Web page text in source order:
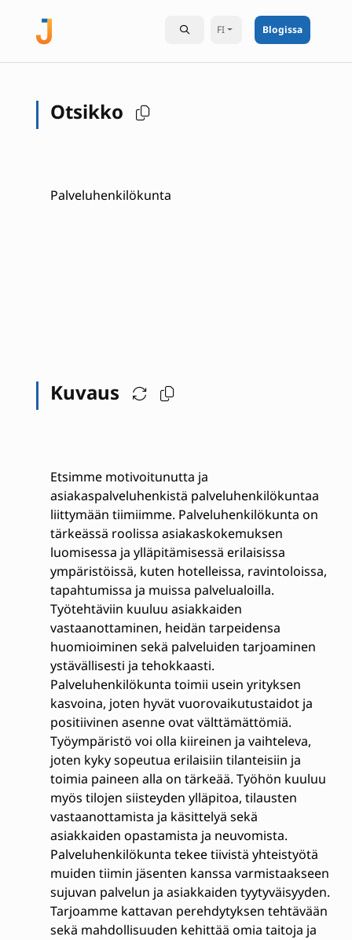
FI Blogissa
Otsikko
Palveluhenkilökunta
Kuvaus
Etsimme motivoitunutta ja
asiakaspalveluhenkistä palveluhenkilökuntaa
liittymään tiimiimme. Palveluhenkilökunta on
tärkeässä roolissa asiakaskokemuksen
luomisessa ja ylläpitämisessä erilaisissa
ympäristöissä, kuten hotelleissa, ravintoloissa,
tapahtumissa ja muissa palvelualoilla.
Työtehtäviin kuuluu asiakkaiden
vastaanottaminen, heidän tarpeidensa
huomioiminen sekä palveluiden tarjoaminen
ystävällisesti ja tehokkaasti.
Palveluhenkilökunta toimii usein yrityksen
kasvoina, joten hyvät vuorovaikutustaidot ja
positiivinen asenne ovat välttämättömiä.
Työympäristö voi olla kiireinen ja vaihteleva,
joten kyky sopeutua erilaisiin tilanteisiin ja
toimia paineen alla on tärkeää. Työhön kuuluu
myös tilojen siisteyden ylläpitoa, tilausten
vastaanottamista ja käsittelyä sekä
asiakkaiden opastamista ja neuvomista.
Palveluhenkilökunta tekee tiivistä yhteistyötä
muiden tiimin jäsenten kanssa varmistaakseen
sujuvan palvelun ja asiakkaiden tyytyväisyyden.
Tarjoamme kattavan perehdytyksen tehtävään
sekä mahdollisuuden kehittää omia taitoja ja